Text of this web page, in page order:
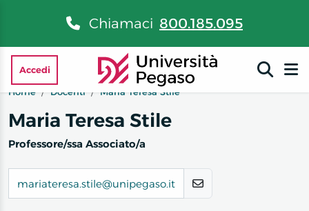
Chiamaci 800.185.095
Accedi
Home
Docenti Maria Teresa Stile
Maria Teresa Stile
Professore/ssa Associato/a
mariateresa.stile@unipegaso.it